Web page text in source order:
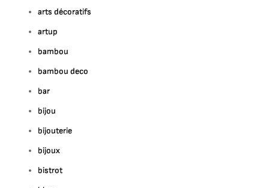
arts décoratifs
artup
bambou
bambou deco
bar
bijou
bijouterie
bijoux
bistrot